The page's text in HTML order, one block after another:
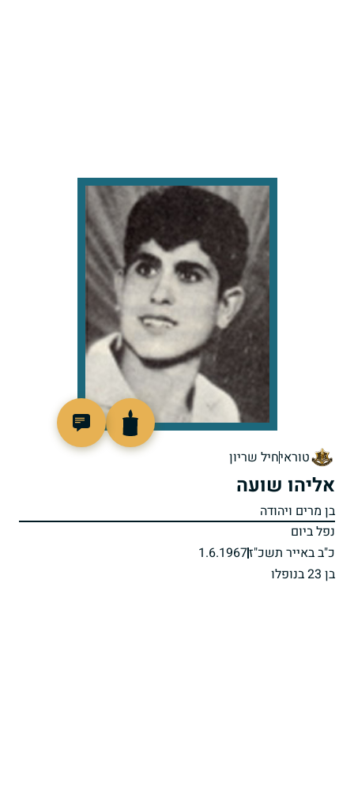
טוראיחיל שריון
אליהו שועה
בן מרים ויהודה
נפל ביום
כ"ב באייר תשכ"ז1.6.1967
בן 23 בנופלו